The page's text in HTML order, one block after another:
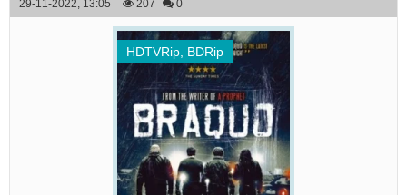
29-11-2022, 13:05 207 0
HDTVRip, BDRip